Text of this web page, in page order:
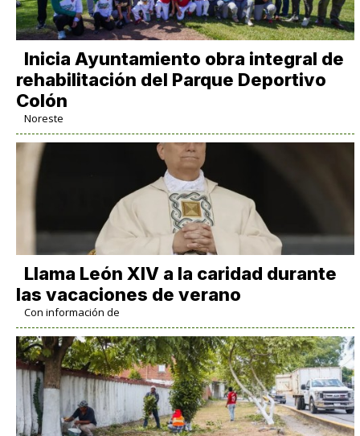
Inicia Ayuntamiento obra integral de
rehabilitación del Parque Deportivo
Colón
Noreste
Llama León XIV a la caridad durante
las vacaciones de verano
Con información de